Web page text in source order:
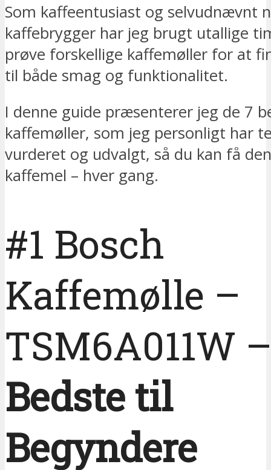
Som kaffeentusiast og selvudnævnt
kaffebrygger har jeg brugt utallige
prøve forskellige kaffemøller for at
til både smag og funktionalitet.
I denne guide præsenterer jeg de 7
kaffemøller, som jeg personligt har
vurderet og udvalgt, så du kan få
kaffemel – hver gang.
#1 Bosch
Kaffemølle –
TSM6A011W
Bedste til
Begyndere